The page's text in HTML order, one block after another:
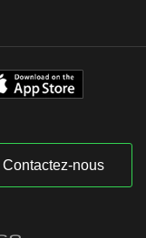
Contactez-nous